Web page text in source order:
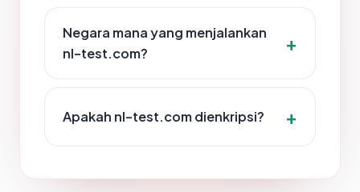
Negara mana yang menjalankan
nl-test.com?
Apakah nl-test.com dienkripsi?